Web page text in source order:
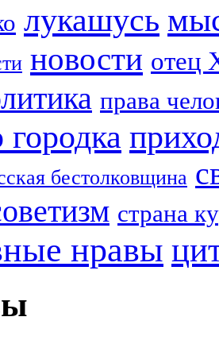
лукашусь
новости отец
права
бестолковщина
страна
нравы